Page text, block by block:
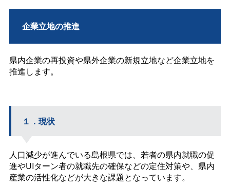
企業立地の推進
県内企業の再投資や県外企業の新規立地など企業立地を
推進します。
１．現状
人口減少が進んでいる島根県では、若者の県内就職の促
進やUIターン者の就職先の確保などの定住対策や、県内
産業の活性化などが大きな課題となっています。